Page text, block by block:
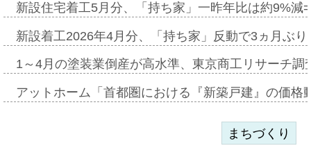
新設住宅着工5月分、「持ち家」一昨年比は約9%
新設着工2026年4月分、「持ち家」反動で3ヵ月ぶ
1～4月の塗装業倒産が高水準、東京商工リサーチ
アットホーム「首都圏における『新築戸建』の価
まちづくり